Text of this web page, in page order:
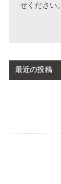
せください。
最近の投稿